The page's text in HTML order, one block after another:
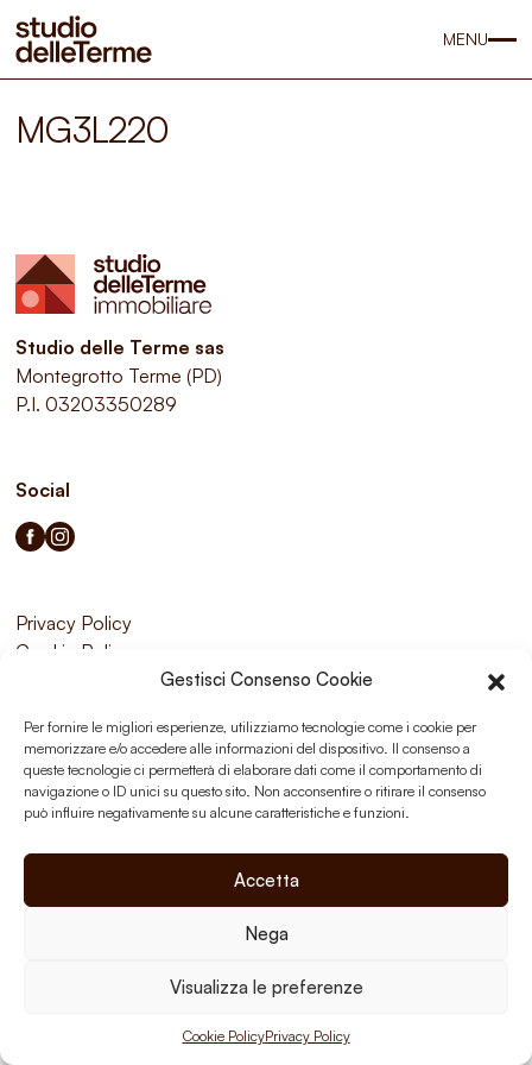
Gestisci Consenso Cookie
Per fornire le migliori esperienze, utilizziamo tecnologie come i cookie per
memorizzare e/o accedere alle informazioni del dispositivo. Il consenso a
queste tecnologie ci permetterà di elaborare dati come il comportamento di
navigazione o ID unici su questo sito. Non acconsentire o ritirare il consenso
può influire negativamente su alcune caratteristiche e funzioni.
Accetta
Nega
Visualizza le preferenze
Cookie PolicyPrivacy Policy
MENU
MG3L220
Studio delle Terme sas
Montegrotto Terme (PD)
P.I. 03203350289
Social
Privacy Policy
Cookie Policy